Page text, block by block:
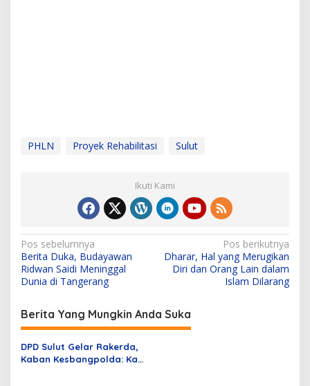
PHLN Proyek Rehabilitasi Sulut
Ikuti Kami
N
a
v
i
g
a
s
Pos sebelumnya
Berita Duka, Budayawan
Ridwan Saidi Meninggal
Dunia di Tangerang
Pos berikutnya
Dharar, Hal yang Merugikan
Diri dan Orang Lain dalam
Islam Dilarang
Berita Yang Mungkin Anda Suka
DPD Sulut Gelar Rakerda,
Kaban Kesbangpolda: Kami